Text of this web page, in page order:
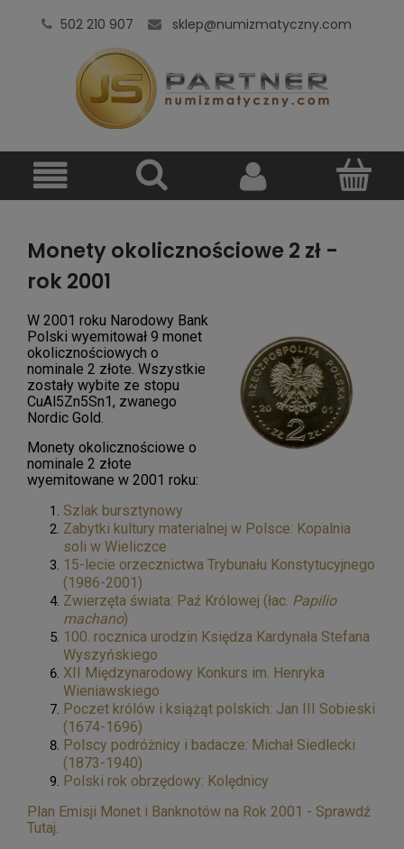
502 210 907 sklep@numizmatyczny.com
Monety okolicznościowe 2 zł -
rok 2001
W 2001 roku Narodowy Bank
Polski wyemitował 9 monet
okolicznościowych o
nominale 2 złote. Wszystkie
zostały wybite ze stopu
CuAl5Zn5Sn1, zwanego
Nordic Gold.
Monety okolicznościowe o
nominale 2 złote
wyemitowane w 2001 roku:
Szlak bursztynowy
Zabytki kultury materialnej w Polsce: Kopalnia
soli w Wieliczce
15-lecie orzecznictwa Trybunału Konstytucyjnego
(1986-2001)
Zwierzęta świata: Paź Królowej (łac. Papilio
machano)
100. rocznica urodzin Księdza Kardynała Stefana
Wyszyńskiego
XII Międzynarodowy Konkurs im. Henryka
Wieniawskiego
Poczet królów i książąt polskich: Jan III Sobieski
(1674-1696)
Polscy podróżnicy i badacze: Michał Siedlecki
(1873-1940)
Polski rok obrzędowy: Kolędnicy
Plan Emisji Monet i Banknotów na Rok 2001 - Sprawdź
Tutaj.